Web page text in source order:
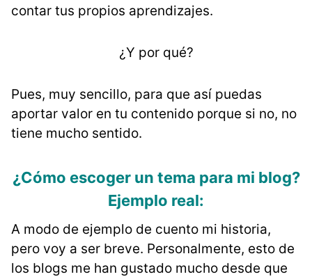
contar tus propios aprendizajes.
¿Y por qué?
Pues, muy sencillo, para que así puedas
aportar valor en tu contenido porque si no, no
tiene mucho sentido.
¿Cómo escoger un tema para mi blog?
Ejemplo real:
A modo de ejemplo de cuento mi historia,
pero voy a ser breve. Personalmente, esto de
los blogs me han gustado mucho desde que